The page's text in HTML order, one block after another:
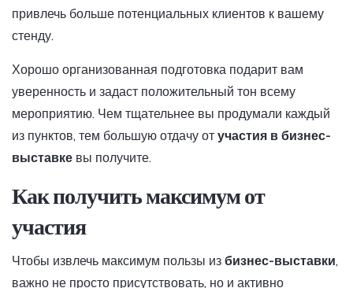
привлечь больше потенциальных клиентов к вашему
стенду.
Хорошо организованная подготовка подарит вам
уверенность и задаст положительный тон всему
мероприятию. Чем тщательнее вы продумали каждый
из пунктов, тем большую отдачу от участия в бизнес-
выставке вы получите.
Как получить максимум от
участия
Чтобы извлечь максимум пользы из бизнес-выставки,
важно не просто присутствовать, но и активно